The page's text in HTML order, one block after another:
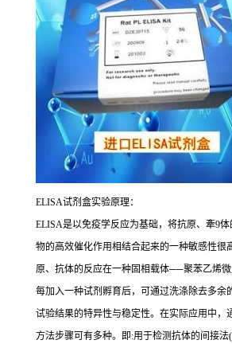
ELISA试剂盒实验原理：
ELISA是以免疫学反应为基础，将抗原、牽9体
物的高效催化作用相结合起来的一种敏感性很
原、抗体的反应在一种固相载体──聚苯乙烯微
每加入一种试剂孵育后，可通过洗涤除去多余
试验结果的特异性与稳定性。在实际应用中，
方法步骤可有多种。即:用于检测抗体的间接法(